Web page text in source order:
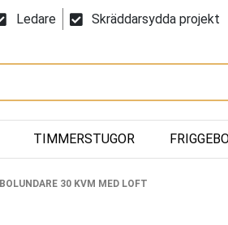
Ledare Skräddarsydda projekt
TIMMERSTUGOR
BOLUNDARE 30 KVM MED LOFT